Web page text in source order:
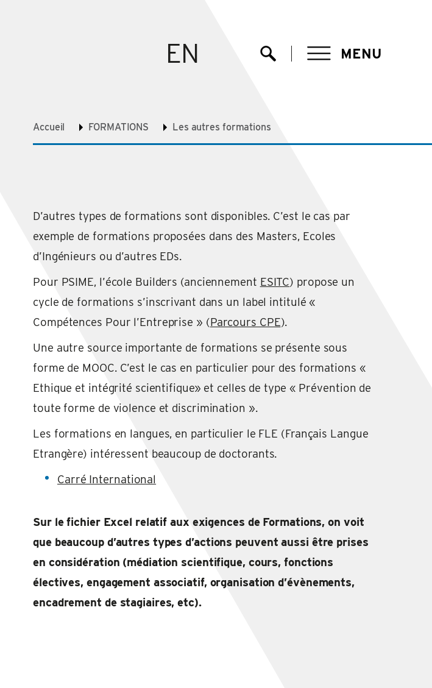
EN MENU
Accueil FORMATIONS Les autres formations
D’autres types de formations sont disponibles. C’est le cas par
exemple de formations proposées dans des Masters, Ecoles
d’Ingénieurs ou d’autres EDs.
Pour PSIME, l’école Builders (anciennement ESITC) propose un
cycle de formations s’inscrivant dans un label intitulé «
Compétences Pour l’Entreprise » (Parcours CPE).
Une autre source importante de formations se présente sous
forme de MOOC. C’est le cas en particulier pour des formations «
Ethique et intégrité scientifique» et celles de type « Prévention de
toute forme de violence et discrimination ».
Les formations en langues, en particulier le FLE (Français Langue
Etrangère) intéressent beaucoup de doctorants.
Carré International
Sur le fichier Excel relatif aux exigences de Formations, on voit
que beaucoup d’autres types d’actions peuvent aussi être prises
en considération (médiation scientifique, cours, fonctions
électives, engagement associatif, organisation d’évènements,
encadrement de stagiaires, etc).